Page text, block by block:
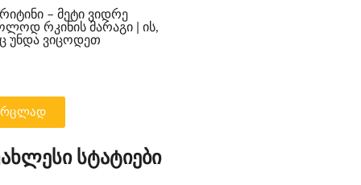
– მეტი ვიდრე
რკინის მარაგი | ის,
უნდა ვიცოდეთ
სტატიები